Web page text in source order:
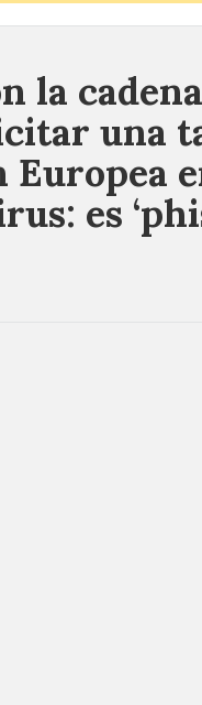
la
una
Europea
es